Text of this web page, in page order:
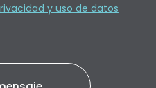
y uso de datos